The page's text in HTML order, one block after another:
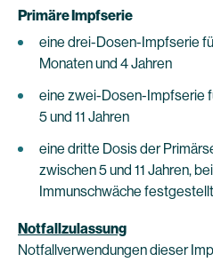
Primäre Impfserie
eine drei-Dosen-Impfserie
Monaten und 4 Jahren
eine zwei-Dosen-Impfserie
5 und 11 Jahren
eine dritte Dosis der
zwischen 5 und 11 Jahren,
Immunschwäche
Notfallzulassung
Notfallverwendungen dieser